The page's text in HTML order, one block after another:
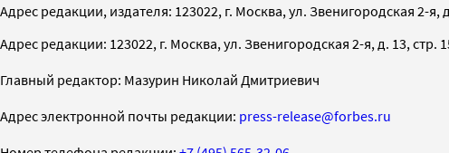
Адрес редакции, издателя: 123022, г. Москва, ул. Звенигородская 2-я,
Адрес редакции: 123022, г. Москва, ул. Звенигородская 2-я, д. 13, стр.
Главный редактор: Мазурин Николай Дмитриевич
Адрес электронной почты редакции: press-release@forbes.ru